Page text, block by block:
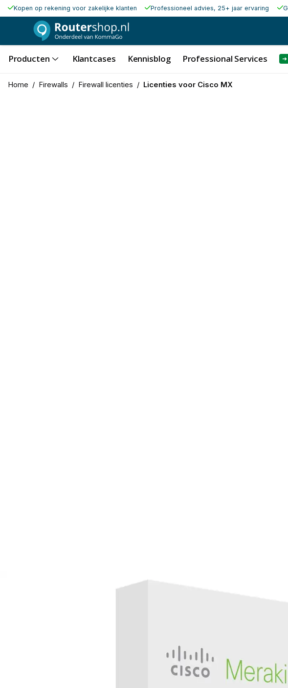
Kopen op rekening voor zakelijke klanten Professioneel advies, 25+ jaar ervaring
Producten Klantcases Kennisblog Professional Services ➜
Home / Firewalls / Firewall licenties / Licenties voor Cisco MX